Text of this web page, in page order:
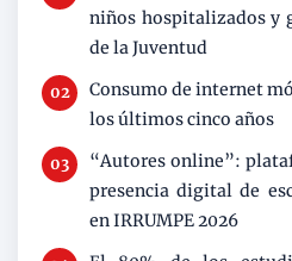
niños hospitalizados y
de la Juventud
Consumo de internet
los últimos cinco años
“Autores online”:
presencia digital de
en IRRUMPE 2026